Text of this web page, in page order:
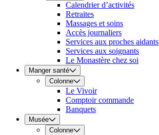
Calendrier d’activités
Retraites
Massages et soins
Accès journaliers
Services aux proches aidants
Services aux soignants
Le Monastère chez soi
Manger santé
Colonne
Le Vivoir
Comptoir commande
Banquets
Musée
Colonne